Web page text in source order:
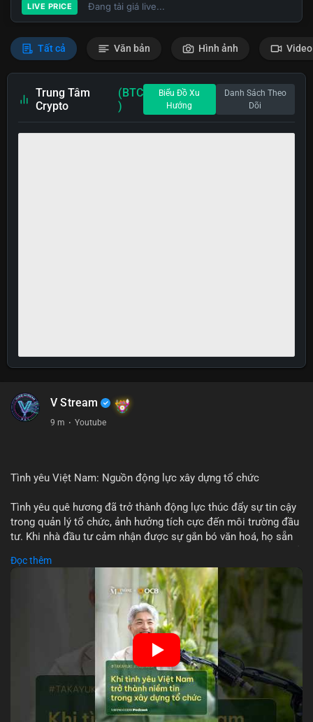
LIVE PRICE Đang tải giá live...
Tất cả Văn bản Hình ảnh Video
Trung Tâm
Crypto
(BTC
)
Biểu Đồ Xu
Hướng
Danh Sách Theo
Dõi
V Stream
9 m · Youtube
Tình yêu Việt Nam: Nguồn động lực xây dựng tổ chức
Tình yêu quê hương đã trở thành động lực thúc đẩy sự tin cậy
trong quản lý tổ chức, ảnh hưởng tích cực đến môi trường đầu
tư. Khi nhà đầu tư cảm nhận được sự gắn bó văn hoá, họ sẵn
các công ty blockchain và tiền mã hoá. Sự tăng cường niềm
tin này giúp giảm rủi ro thị trường, cải thiện chi phí vốn và thúc
đẩy sự phát triển bền vững của ngành công nghệ tài chính. Các
nhà quản lý cần khai thác tinh thần này để xây dựng chiến lược
phát triển bền vững và thu hút vốn đầu tư.
🎥 Xem video trực tiếp tại:
Nguồn: VIETSUCCESS
Đọc thêm